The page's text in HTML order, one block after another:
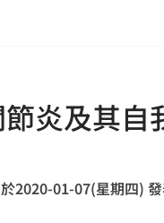
炎及其自
2020-01-07(星期四)